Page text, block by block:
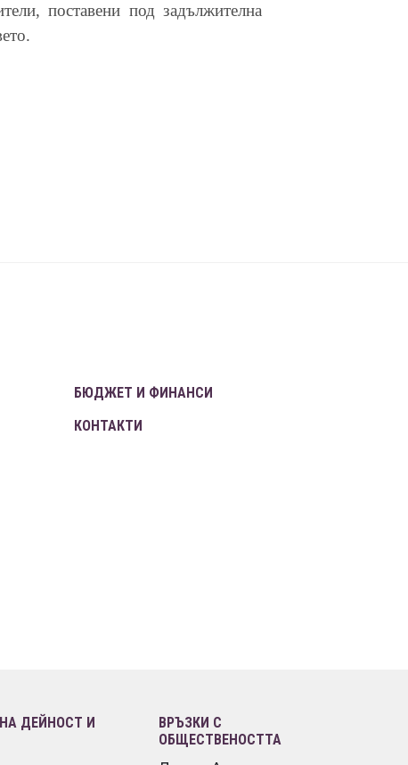
поставени под задължителна
БЮДЖЕТ И ФИНАНСИ
КОНТАКТИ
ДЕЙНОСТ И
ВРЪЗКИ С
ОБЩЕСТВЕНОСТТА